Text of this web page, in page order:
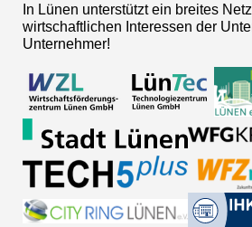
In Lünen unterstützt ein breites
wirtschaftlichen Interessen der
Unternehmer!